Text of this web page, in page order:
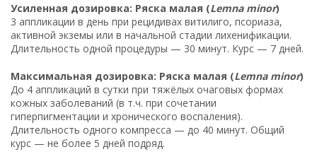
Усиленная дозировка: Ряска малая (Lemna minor)
3 аппликации в день при рецидивах витилиго, псориаза,
активной экземы или в начальной стадии лихенификации.
Длительность одной процедуры — 30 минут. Курс — 7 дней.
Максимальная дозировка: Ряска малая (Lemna minor)
До 4 аппликаций в сутки при тяжёлых очаговых формах
кожных заболеваний (в т.ч. при сочетании
гиперпигментации и хронического воспаления).
Длительность одного компресса — до 40 минут. Общий
курс — не более 5 дней подряд.